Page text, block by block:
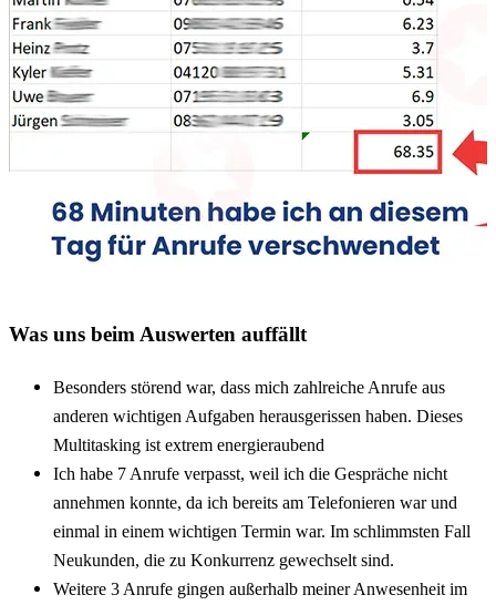
Was uns beim Auswerten auffällt
Besonders störend war, dass mich zahlreiche Anrufe aus
anderen wichtigen Aufgaben herausgerissen haben. Dieses
Multitasking ist extrem energieraubend
Ich habe 7 Anrufe verpasst, weil ich die Gespräche nicht
annehmen konnte, da ich bereits am Telefonieren war und
einmal in einem wichtigen Termin war. Im schlimmsten Fall
Neukunden, die zu Konkurrenz gewechselt sind.
Weitere 3 Anrufe gingen außerhalb meiner Anwesenheit im